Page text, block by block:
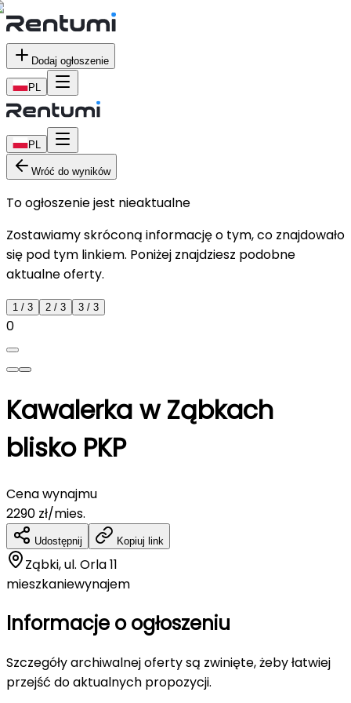
Dodaj ogłoszenie
PL
PL
Wróć do wyników
To ogłoszenie jest nieaktualne
Zostawiamy skróconą informację o tym, co znajdowało
się pod tym linkiem. Poniżej znajdziesz podobne
aktualne oferty.
1 / 3 2 / 3 3 / 3
0
Kawalerka w Ząbkach
blisko PKP
Cena wynajmu
2290 zł/mies.
Udostępnij Kopiuj link
Ząbki, ul. Orla 11
mieszkaniewynajem
Informacje o ogłoszeniu
Szczegóły archiwalnej oferty są zwinięte, żeby łatwiej
przejść do aktualnych propozycji.